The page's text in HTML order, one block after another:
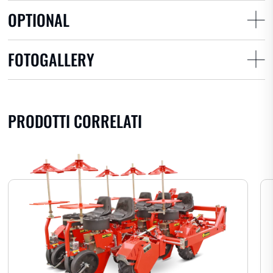
zucchero
OPTIONAL
Telaio pieghevole
FOTOGALLERY
PRODOTTI CORRELATI